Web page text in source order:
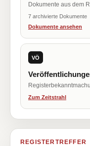
Dokumente aus dem
7 archivierte Dokumente
Dokumente ansehen
VÖ
Zum Zeitstrahl
REGISTERTREFFER